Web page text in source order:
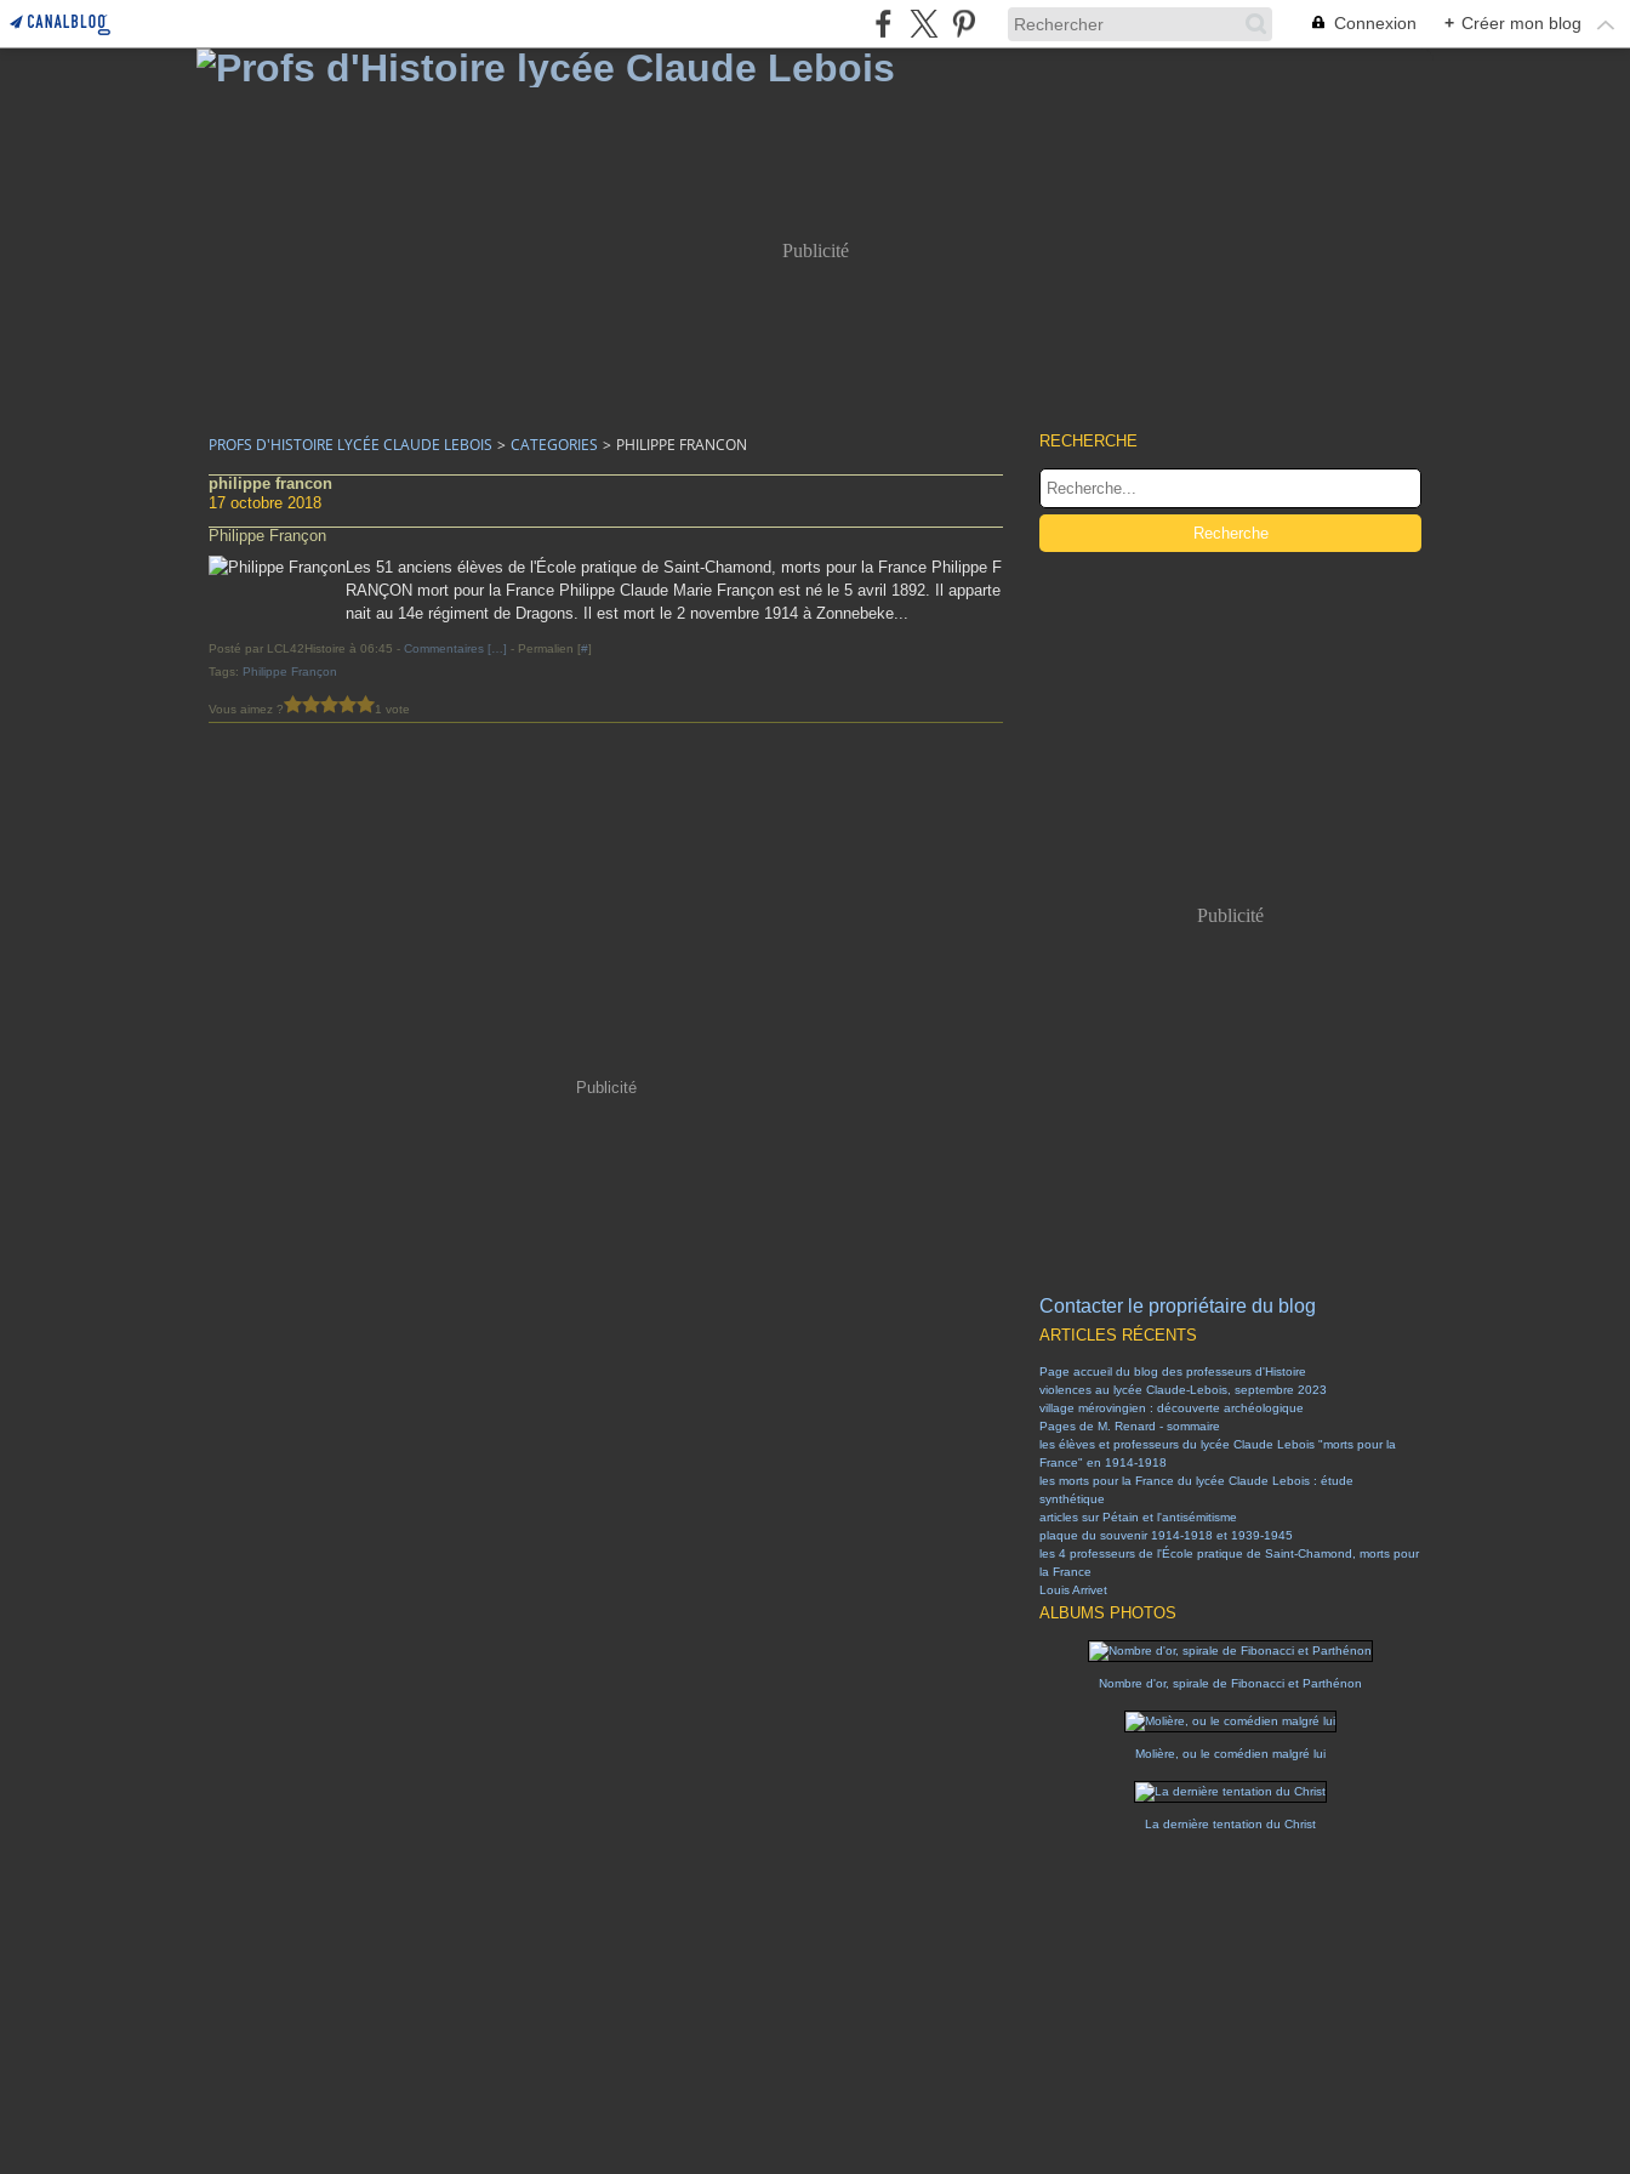
Connexion + Créer mon blog
Publicité
PROFS D'HISTOIRE LYCÉE CLAUDE LEBOIS > CATEGORIES > PHILIPPE FRANCON
philippe francon
17 octobre 2018
Philippe Françon
Les 51 anciens élèves de l'École pratique de Saint-Chamond, morts pour la France Philippe F
RANÇON mort pour la France Philippe Claude Marie Françon est né le 5 avril 1892. Il apparte
nait au 14e régiment de Dragons. Il est mort le 2 novembre 1914 à Zonnebeke...
Posté par LCL42Histoire à 06:45 - Commentaires [ ] - Permalien [#]
Tags: Philippe Françon
Vous aimez ? 1 vote
Publicité
RECHERCHE
Publicité
Contacter le propriétaire du blog
ARTICLES RÉCENTS
Page accueil du blog des professeurs d'Histoire
violences au lycée Claude-Lebois, septembre 2023
village mérovingien : découverte archéologique
Pages de M. Renard - sommaire
les élèves et professeurs du lycée Claude Lebois "morts pour la
France" en 1914-1918
les morts pour la France du lycée Claude Lebois : étude
synthétique
articles sur Pétain et l'antisémitisme
plaque du souvenir 1914-1918 et 1939-1945
les 4 professeurs de l'École pratique de Saint-Chamond, morts pour
la France
Louis Arrivet
ALBUMS PHOTOS
Nombre d'or, spirale de Fibonacci et Parthénon
Molière, ou le comédien malgré lui
La dernière tentation du Christ